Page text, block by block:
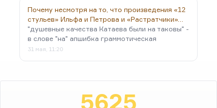
Почему несмотря на то, что произведения «12
стульев» Ильфа и Петрова и «Растратчики»…
"душевные качества Катаева были на таковы" -
в слове "на" апшибка граммотическая
31 мая, 11:20
5625